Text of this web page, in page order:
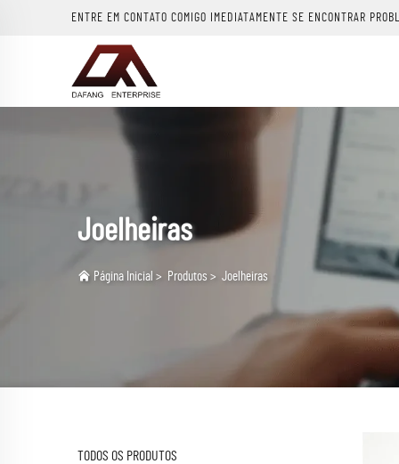
ENTRE EM CONTATO COMIGO IMEDIATAMENTE SE ENCONTRAR
Joelheiras
Página Inicial > Produtos > Joelheiras
TODOS OS PRODUTOS